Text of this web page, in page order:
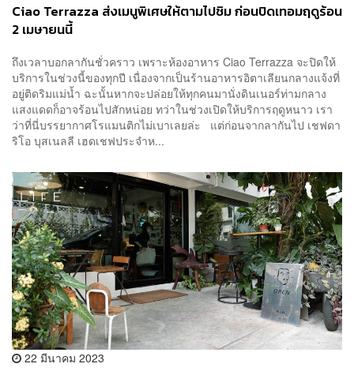
Ciao Terrazza ส่งเมนูพิเศษให้ตามไปชิม ก่อนปิดเทอมฤดูร้อน
2 เมษายนนี้
ถึงเวลาบอกลากันชั่วคราว เพราะห้องอาหาร Ciao Terrazza จะปิดให้
บริการในช่วงนี้ของทุกปี เนื่องจากเป็นร้านอาหารอิตาเลียนกลางแจ้งที่
อยู่ติดริมแม่น้ำ ฉะนั้นหากจะปล่อยให้ทุกคนมานั่งดินเนอร์ท่ามกลาง
แสงแดดก็อาจร้อนไปสักหน่อย ทว่าในช่วงเปิดให้บริการฤดูหนาว เรา
ว่าที่นี่บรรยากาศโรแมนติกไม่เบาเลยล่ะ แต่ก่อนจากลากันไป เชฟดา
ริโอ บุสเนลลี เฮดเชฟประจำห...
22 มีนาคม 2023